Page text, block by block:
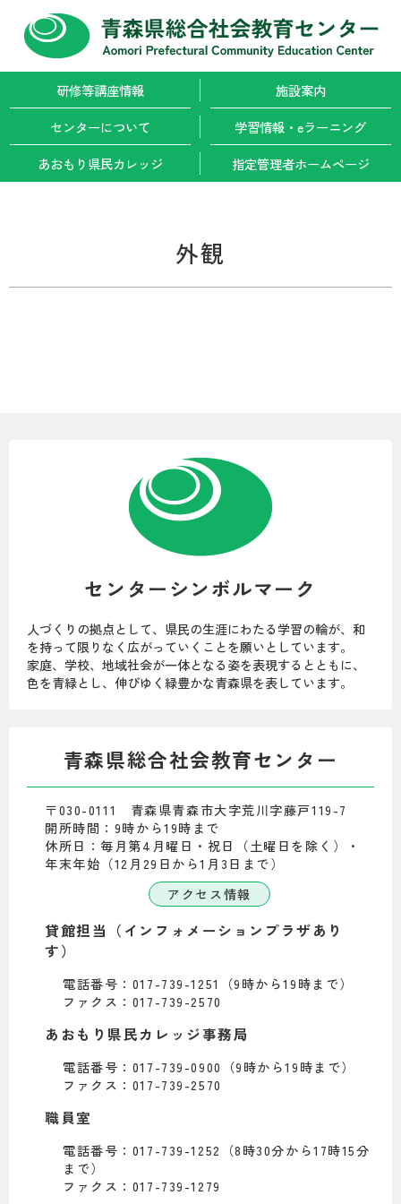
研修等講座情報
施設案内
センターについて
学習情報・ eラーニング
あおもり県民カレッジ
指定管理者ホームページ
外観
センターシンボルマーク
人づくりの拠点として、県民の生涯にわたる学習の輪が、和
を持って限りなく広がっていくことを願いとしています。
家庭、学校、地域社会が一体となる姿を表現するとともに、
色を青緑とし、伸びゆく緑豊かな青森県を表しています。
青森県総合社会教育センター
〒030-0111 青森県青森市大字荒川字藤戸119-7
開所時間：9時から19時まで
休所日：毎月第4月曜日・祝日（土曜日を除く）・
年末年始（12月29日から1月3日まで）
アクセス情報
貸館担当（インフォメーションプラザあり
す）
電話番号：017-739-1251（9時から19時まで）
ファクス：017-739-2570
あおもり県民カレッジ事務局
電話番号：017-739-0900（9時から19時まで）
ファクス：017-739-2570
職員室
電話番号：017-739-1252（8時30分から17時15分
まで）
ファクス：017-739-1279